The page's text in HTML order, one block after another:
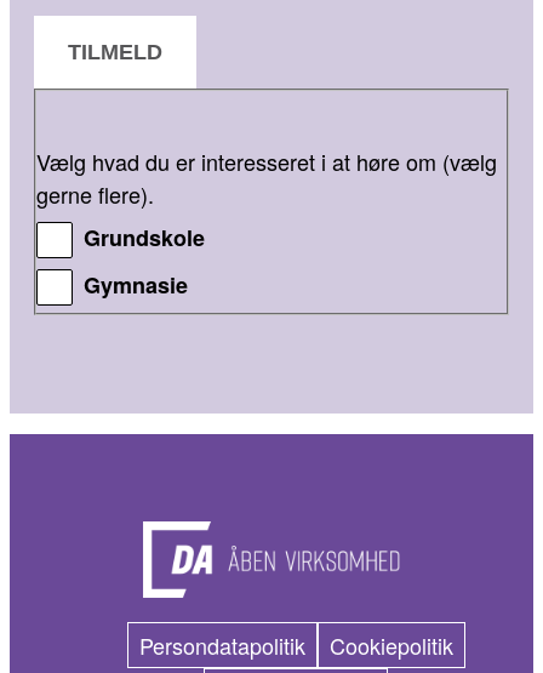
TILMELD
Vælg hvad du er interesseret i at høre om (vælg
gerne flere).
Grundskole
Gymnasie
Persondatapolitik Cookiepolitik